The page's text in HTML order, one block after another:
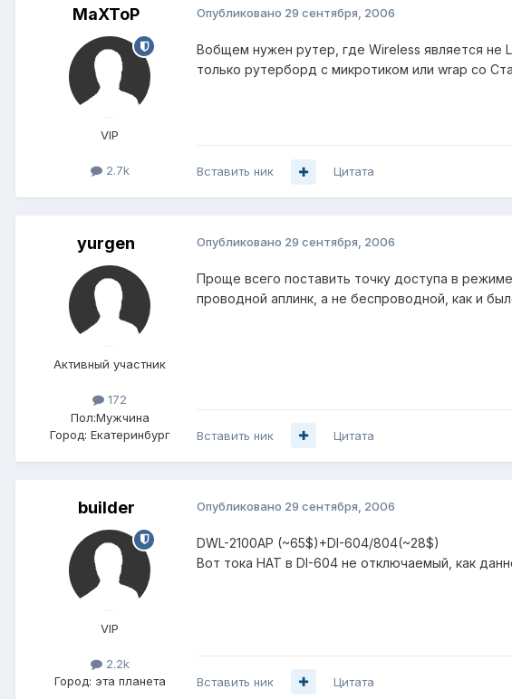
MaXToP
VIP
2.7k
Опубликовано 29 сентября, 2006
Вобщем нужен рутер, где Wireless является не
только рутерборд с микротиком или wrap со
Вставить ник Цитата
yurgen
Активный участник
172
Пол:Мужчина
Город: Екатеринбург
Опубликовано 29 сентября, 2006
Проще всего поставить точку доступа в
проводной аплинк, а не беспроводной, как и
Вставить ник Цитата
builder
VIP
2.2k
Город: эта планета
Опубликовано 29 сентября, 2006
DWL-2100AP (~65$)+DI-604/804(~28$)
Вот тока НАТ в DI-604 не отключаемый, как
Вставить ник Цитата